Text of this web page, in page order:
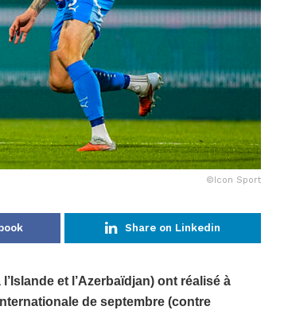
©Icon Sport
Share on Linkedin
et l’Azerbaïdjan) ont réalisé à
de septembre (contre